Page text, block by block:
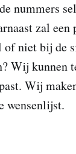
nummers
zal
niet bij de
Wij kunnen
Wij
wensenlijst.